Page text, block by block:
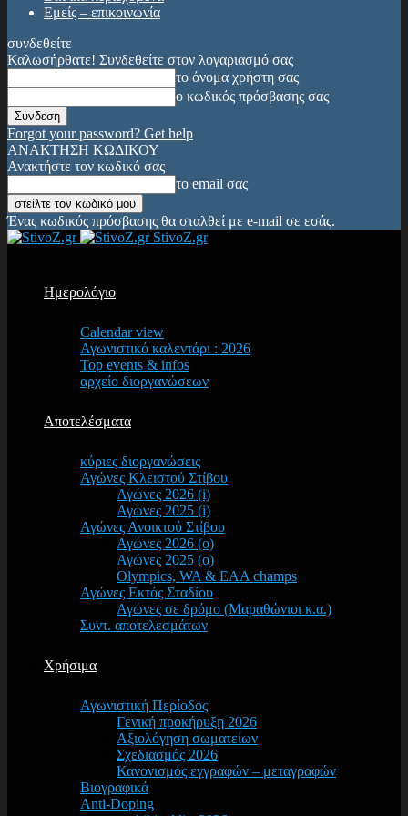
Εμείς – επικοινωνία
συνδεθείτε
Καλωσήρθατε! Συνδεθείτε στον λογαριασμό σας
το όνομα χρήστη σας
ο κωδικός πρόσβασης σας
Forgot your password? Get help
ΑΝΑΚΤΗΣΗ ΚΩΔΙΚΟΥ
Ανακτήστε τον κωδικό σας
το email σας
Ένας κωδικός πρόσβασης θα σταλθεί με e-mail σε εσάς.
StivoZ.gr
Ημερολόγιο
Calendar view
Αγωνιστικό καλεντάρι : 2026
Top events & infos
αρχείο διοργανώσεων
Αποτελέσματα
κύριες διοργανώσεις
Αγώνες Κλειστού Στίβου
Αγώνες 2026 (i)
Αγώνες 2025 (i)
Αγώνες Ανοικτού Στίβου
Αγώνες 2026 (o)
Αγώνες 2025 (o)
Olympics, WA & EAA champs
Αγώνες Εκτός Σταδίου
Αγώνες σε δρόμο (Μαραθώνιοι κ.α.)
Συντ. αποτελεσμάτων
Χρήσιμα
Αγωνιστική Περίοδος
Γενική προκήρυξη 2026
Αξιολόγηση σωματείων
Σχεδιασμός 2026
Κανονισμός εγγραφών – μεταγραφών
Βιογραφικά
Anti-Doping